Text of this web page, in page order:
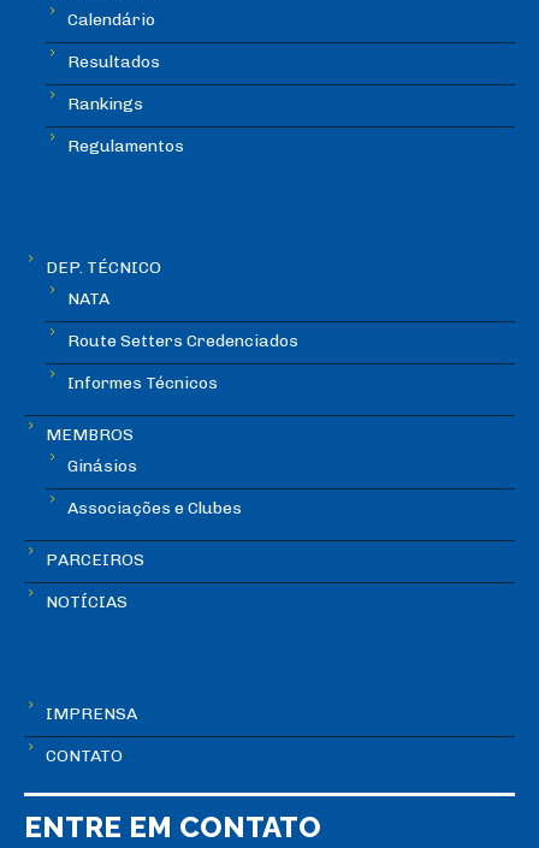
Calendário
Resultados
Rankings
Regulamentos
DEP. TÉCNICO
NATA
Route Setters Credenciados
Informes Técnicos
MEMBROS
Ginásios
Associações e Clubes
PARCEIROS
NOTÍCIAS
IMPRENSA
CONTATO
ENTRE EM CONTATO